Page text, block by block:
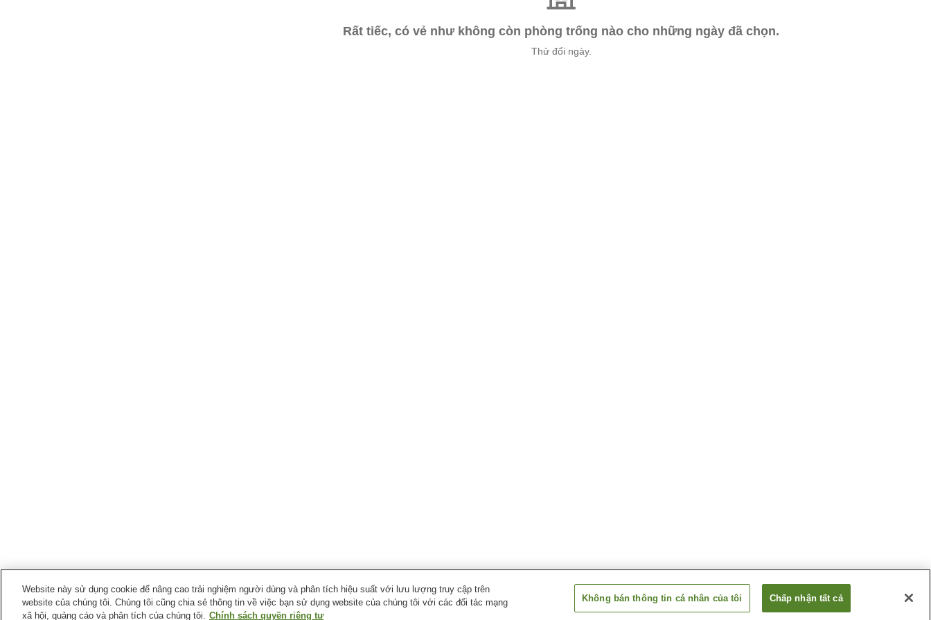
Rất tiếc, có vẻ như không còn phòng trống nào cho những ngày đã chọn.
Thử đổi ngày.
Website này sử dụng cookie để nâng cao trải nghiệm người dùng và phân tích hiệu suất với lưu lượng truy cập trên
website của chúng tôi. Chúng tôi cũng chia sẻ thông tin về việc bạn sử dụng website của chúng tôi với các đối tác mạng
xã hội, quảng cáo và phân tích của chúng tôi. Chính sách quyền riêng tư
Không bán thông tin cá nhân của tôi Chấp nhận tất cả